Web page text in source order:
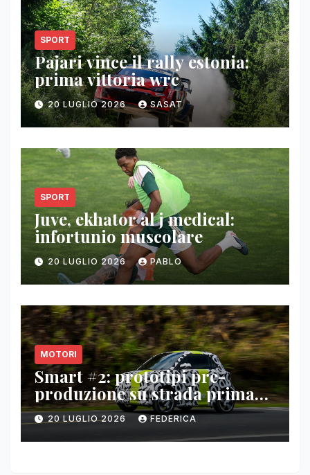
SPORT
Pajari vince il rally estonia:
prima vittoria wrc
20 LUGLIO 2026 SASAT
SPORT
Juve, ekhator al j medical:
infortunio muscolare
20 LUGLIO 2026 PABLO
MOTORI
Smart #2: prototipi pre-
produzione su strada prima
del paris motor show 2026
20 LUGLIO 2026 FEDERICA